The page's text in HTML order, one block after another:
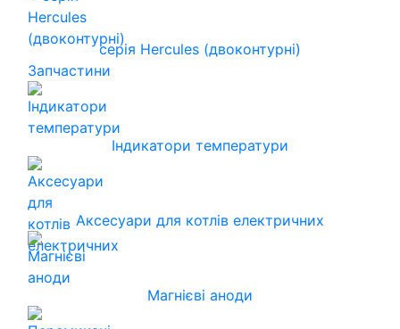
серія Hercules (двоконтурні)
Запчастини
Індикатори температури
Аксесуари для котлів електричних
Магнієві аноди